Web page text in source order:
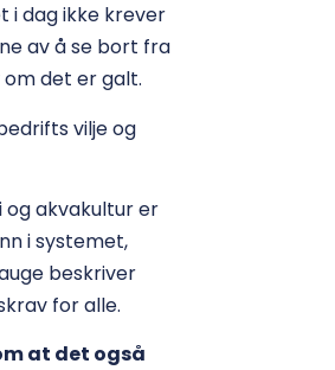
i dag ikke krever
av å se bort fra
det er galt.
vilje og
og akvakultur er
i systemet,
beskriver
for alle.
at det også